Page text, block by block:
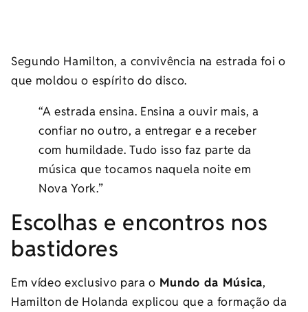
Segundo Hamilton, a convivência na estrada foi o
que moldou o espírito do disco.
“A estrada ensina. Ensina a ouvir mais, a
confiar no outro, a entregar e a receber
com humildade. Tudo isso faz parte da
música que tocamos naquela noite em
Nova York.”
Escolhas e encontros nos
bastidores
Em vídeo exclusivo para o Mundo da Música,
Hamilton de Holanda explicou que a formação da